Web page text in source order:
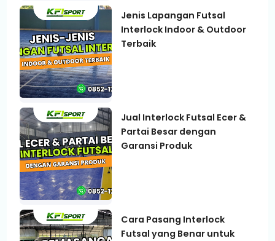
Jenis Lapangan Futsal
Interlock Indoor & Outdoor
Terbaik
Jual Interlock Futsal Ecer &
Partai Besar dengan
Garansi Produk
Cara Pasang Interlock
Futsal yang Benar untuk